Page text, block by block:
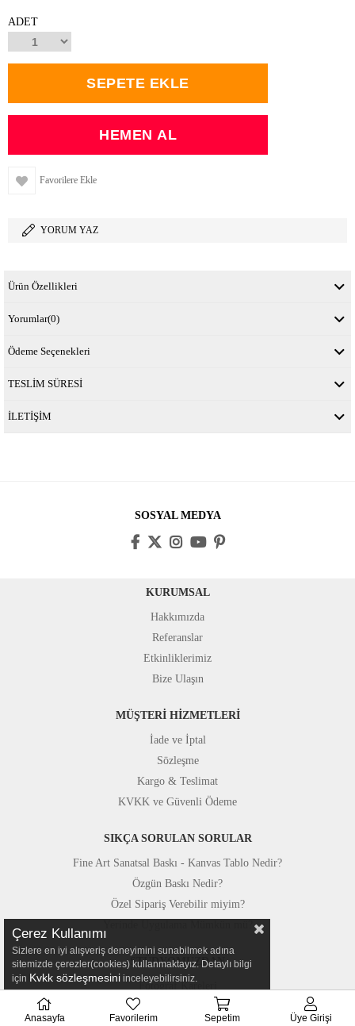
ADET
Favorilere Ekle
YORUM YAZ
Ürün Özellikleri
Yorumlar(0)
Ödeme Seçenekleri
TESLİM SÜRESİ
İLETİŞİM
SOSYAL MEDYA
KURUMSAL
Hakkımızda
Referanslar
Etkinliklerimiz
Bize Ulaşın
MÜŞTERİ HİZMETLERİ
İade ve İptal
Sözleşme
Kargo & Teslimat
KVKK ve Güvenli Ödeme
SIKÇA SORULAN SORULAR
Fine Art Sanatsal Baskı - Kanvas Tablo Nedir?
Özgün Baskı Nedir?
Özel Sipariş Verebilir miyim?
STÜDYOMUZDAN
Fotoğraf Kareleri
Basında Canvastar
Çerez Kullanımı
Sizlere en iyi alışveriş deneyimini sunabilmek adına
sitemizde çerezler(cookies) kullanmaktayız. Detaylı bilgi
için Kvkk sözleşmesini inceleyebilirsiniz.
Anasayfa Favorilerim Sepetim Üye Girişi